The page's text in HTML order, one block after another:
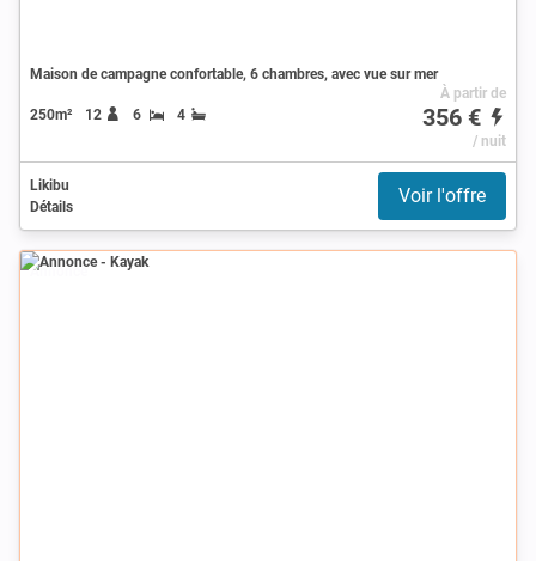
Maison de campagne confortable, 6 chambres, avec vue sur mer
250m² 12 6 4
À partir de
356 €
/ nuit
Likibu
Détails
Voir l'offre
Annonce